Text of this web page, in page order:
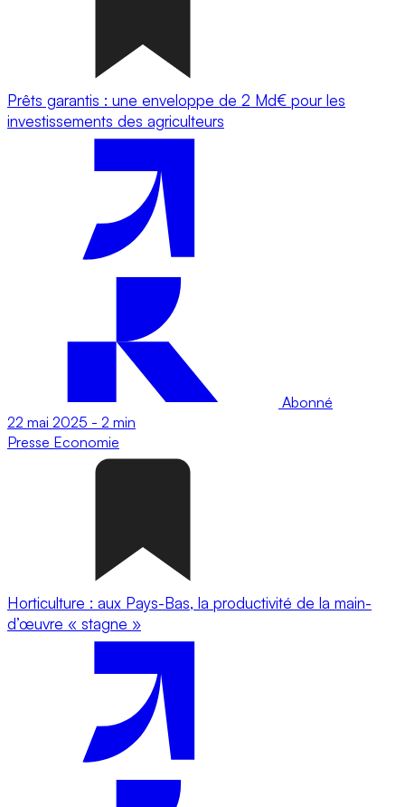
Prêts garantis : une enveloppe de 2 Md€ pour les
investissements des agriculteurs
Abonné
22 mai 2025 - 2 min
Presse Economie
Horticulture : aux Pays-Bas, la productivité de la main-
d’œuvre « stagne »